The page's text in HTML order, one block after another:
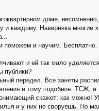
доме,
каждому. Наверняка многие
поможем и научим.
и ей так мало
публики?
передел. Все заняты
и тому подобное. ТСЖ,
скажет: как
и у них не своруешь. Но